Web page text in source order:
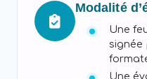
Modalité
Une
signée
Une